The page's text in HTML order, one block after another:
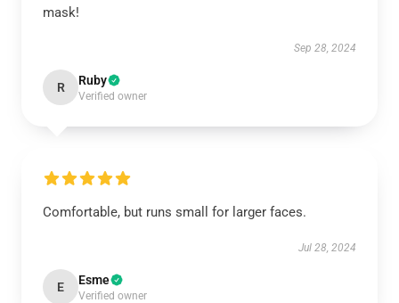
mask!
Sep 28, 2024
R Ruby
Verified owner
Comfortable, but runs small for larger faces.
Jul 28, 2024
E Esme
Verified owner